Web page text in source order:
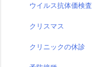
ウイルス抗体価検査
クリスマス
クリニックの休診